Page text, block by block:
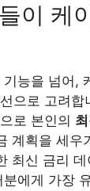
이 케
능을 넘어,
으로 고려합
로 본인의
계획을 세우
최신 금리
에게 가장